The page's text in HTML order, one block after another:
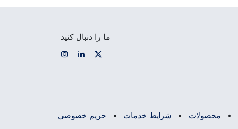
ما را دنبال کنید
• محصولات • شرایط خدمات • حریم خصوصی